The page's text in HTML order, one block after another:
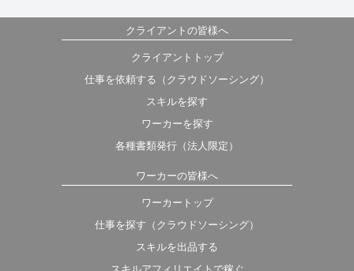
クライアントの皆様へ
クライアントトップ
仕事を依頼する（クラウドソーシング）
スキルを探す
ワーカーを探す
各種書類発行（法人限定）
ワーカーの皆様へ
ワーカートップ
仕事を探す（クラウドソーシング）
スキルを出品する